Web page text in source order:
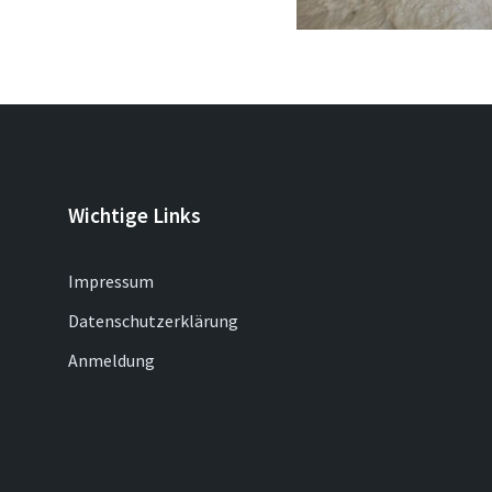
Wichtige Links
Impressum
Datenschutzerklärung
Anmeldung